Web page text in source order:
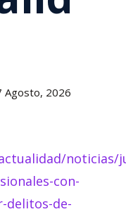
Agosto, 2026
noticias/
con-
delitos-de-